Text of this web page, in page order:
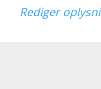
Rediger